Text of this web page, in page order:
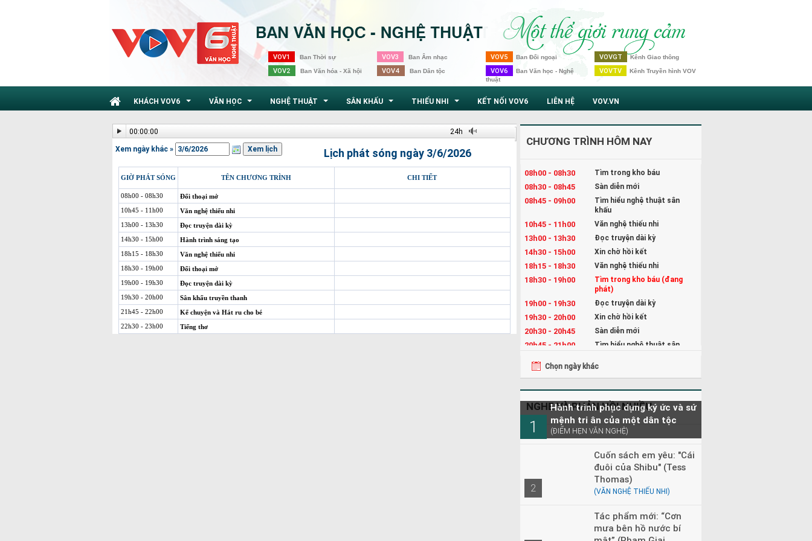
VOV1 Ban Thời sự
VOV2 Ban Văn hóa - Xã hội
VOV3 Ban Âm nhạc
VOV4 Ban Dân tộc
VOV5 Ban Đối ngoại
VOV6 Ban Văn học - Nghệ
thuật
VOVGT Kênh Giao thông
VOVTV Kênh Truyền hình VOV
KHÁCH VOV6 VĂN HỌC NGHỆ THUẬT SÂN KHẤU THIẾU NHI KẾT NỐI VOV6 LIÊN HỆ VOV.VN
00:00:00 24h
Xem ngày khác » Lịch phát sóng ngày 3/6/2026
GIỜ PHÁT SÓNG TÊN CHƯƠNG TRÌNH CHI TIẾT
08h00 - 08h30
Đối thoại mở
10h45 - 11h00
Văn nghệ thiếu nhi
13h00 - 13h30
Đọc truyện dài kỳ
14h30 - 15h00
Hành trình sáng tạo
18h15 - 18h30
Văn nghệ thiếu nhi
18h30 - 19h00
Đối thoại mở
19h00 - 19h30
Đọc truyện dài kỳ
19h30 - 20h00
Sân khấu truyền thanh
21h45 - 22h00
Kể chuyện và Hát ru cho bé
22h30 - 23h00
Tiếng thơ
CHƯƠNG TRÌNH HÔM NAY
08h00 - 08h30 Tìm trong kho báu
08h30 - 08h45 Sàn diễn mới
08h45 - 09h00
Tìm hiểu nghệ thuật sân
khấu
10h45 - 11h00 Văn nghệ thiếu nhi
13h00 - 13h30 Đọc truyện dài kỳ
14h30 - 15h00 Xin chờ hồi kết
18h15 - 18h30 Văn nghệ thiếu nhi
18h30 - 19h00
Tìm trong kho báu (đang
phát)
19h00 - 19h30 Đọc truyện dài kỳ
19h30 - 20h00 Xin chờ hồi kết
20h30 - 20h45 Sàn diễn mới
20h45 - 21h00
Tìm hiểu nghệ thuật sân
21h45 - 22h00 Kể chuyện và Hát ru cho bé
Chọn ngày khác
NGHE VÀ PHẢN HỒI NHIỀU
1
Hành trình phục dựng ký ức và sứ
mệnh tri ân của một dân tộc
(ĐIỂM HẸN VĂN NGHỆ)
2
Cuốn sách em yêu: "Cái
đuôi của Shibu" (Tess
Thomas)
(VĂN NGHỆ THIẾU NHI)
Tác phẩm mới: “Cơn
mưa bên hồ nước bí